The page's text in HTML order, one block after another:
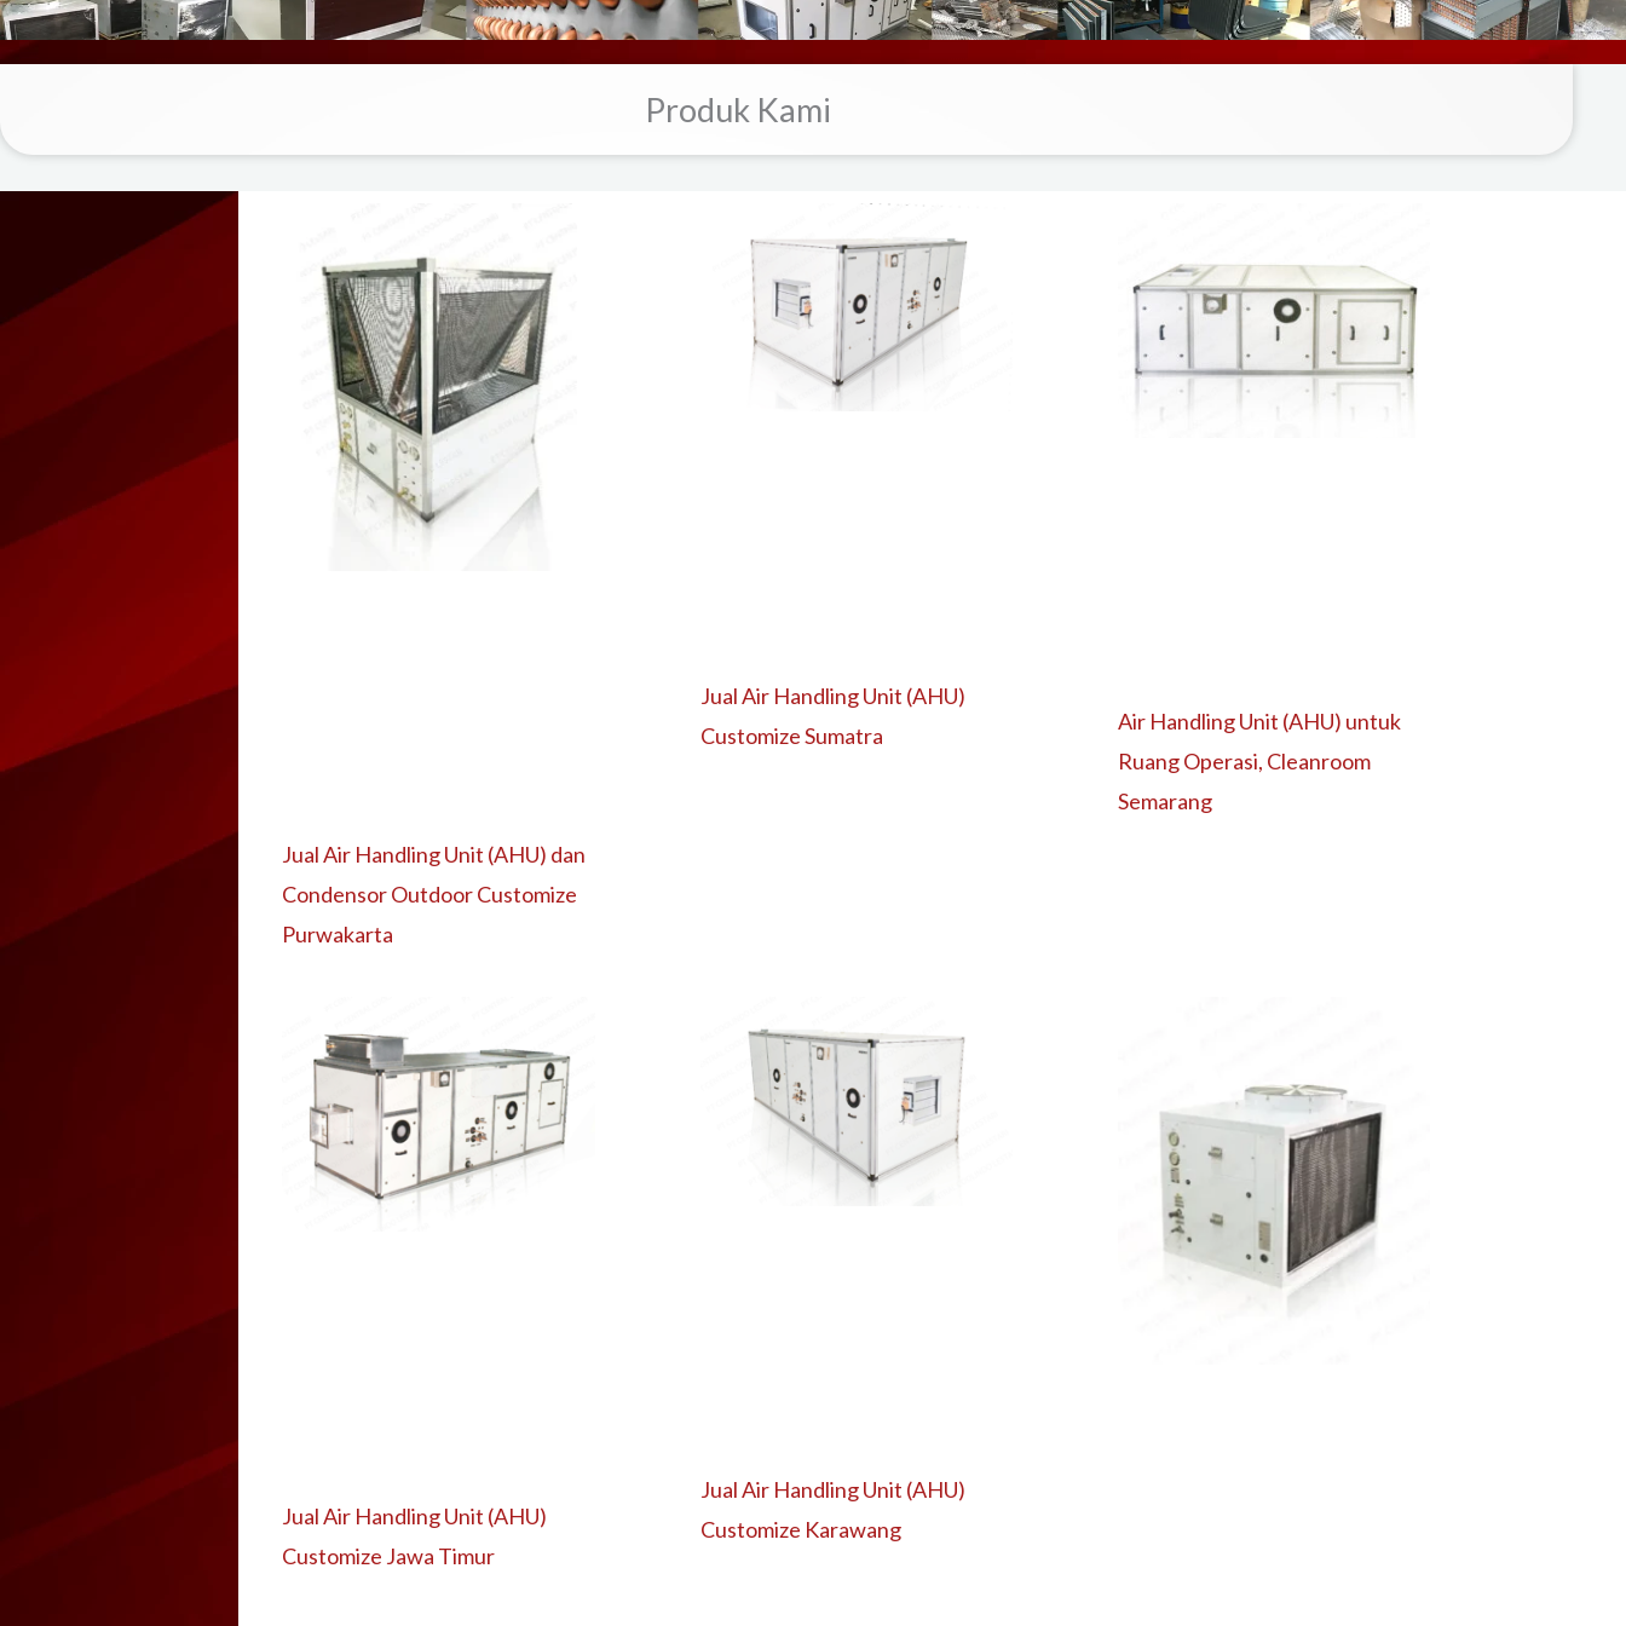
Produk Kami
Jual Air Handling Unit (AHU) dan
Condensor Outdoor Customize
Purwakarta
Jual Air Handling Unit (AHU)
Customize Sumatra
Air Handling Unit (AHU) untuk
Ruang Operasi, Cleanroom
Semarang
Jual Air Handling Unit (AHU)
Customize Jawa Timur
Jual Air Handling Unit (AHU)
Customize Karawang